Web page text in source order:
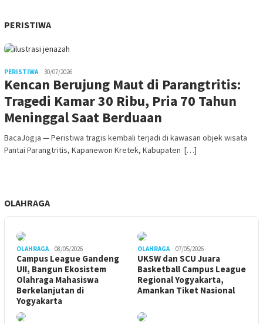
PERISTIWA
PERISTIWA 30/07/2026
Kencan Berujung Maut di Parangtritis:
Tragedi Kamar 30 Ribu, Pria 70 Tahun
Meninggal Saat Berduaan
BacaJogja — Peristiwa tragis kembali terjadi di kawasan objek wisata
Pantai Parangtritis, Kapanewon Kretek, Kabupaten […]
OLAHRAGA
OLAHRAGA 08/05/2026
Campus League Gandeng
UII, Bangun Ekosistem
Olahraga Mahasiswa
Berkelanjutan di
Yogyakarta
OLAHRAGA 07/05/2026
UKSW dan SCU Juara
Basketball Campus League
Regional Yogyakarta,
Amankan Tiket Nasional